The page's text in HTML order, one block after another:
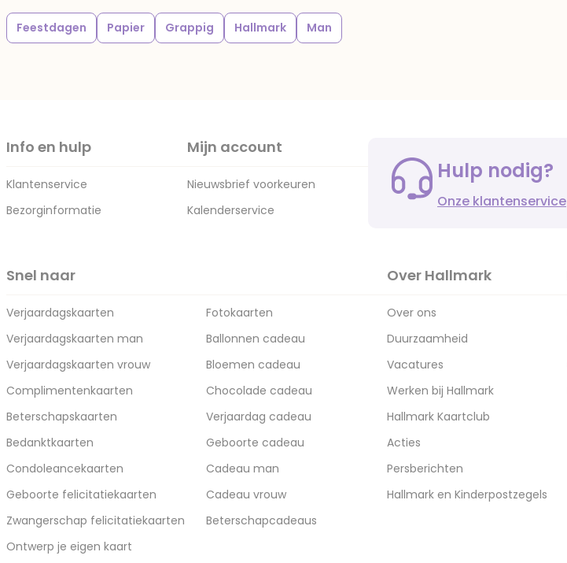
Feestdagen Papier Grappig Hallmark Man
Info en hulp
Klantenservice
Bezorginformatie
Mijn account
Nieuwsbrief voorkeuren
Kalenderservice
Hulp nodig?
Onze klantenservice
Snel naar
Verjaardagskaarten
Verjaardagskaarten man
Verjaardagskaarten vrouw
Complimentenkaarten
Beterschapskaarten
Bedanktkaarten
Condoleancekaarten
Geboorte felicitatiekaarten
Zwangerschap felicitatiekaarten
Ontwerp je eigen kaart
Fotokaarten
Ballonnen cadeau
Bloemen cadeau
Chocolade cadeau
Verjaardag cadeau
Geboorte cadeau
Cadeau man
Cadeau vrouw
Beterschapcadeaus
Over Hallmark
Over ons
Duurzaamheid
Vacatures
Werken bij Hallmark
Hallmark Kaartclub
Acties
Persberichten
Hallmark en Kinderpostzegels